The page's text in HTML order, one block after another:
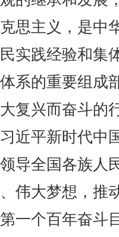
思主义，是中
实践经验和集
系的重要组成
复兴而奋斗的
近平新时代中
导全国各族人
伟大梦想，推
一个百年奋斗